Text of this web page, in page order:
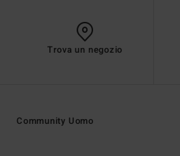
Trova un negozio
Community Uomo